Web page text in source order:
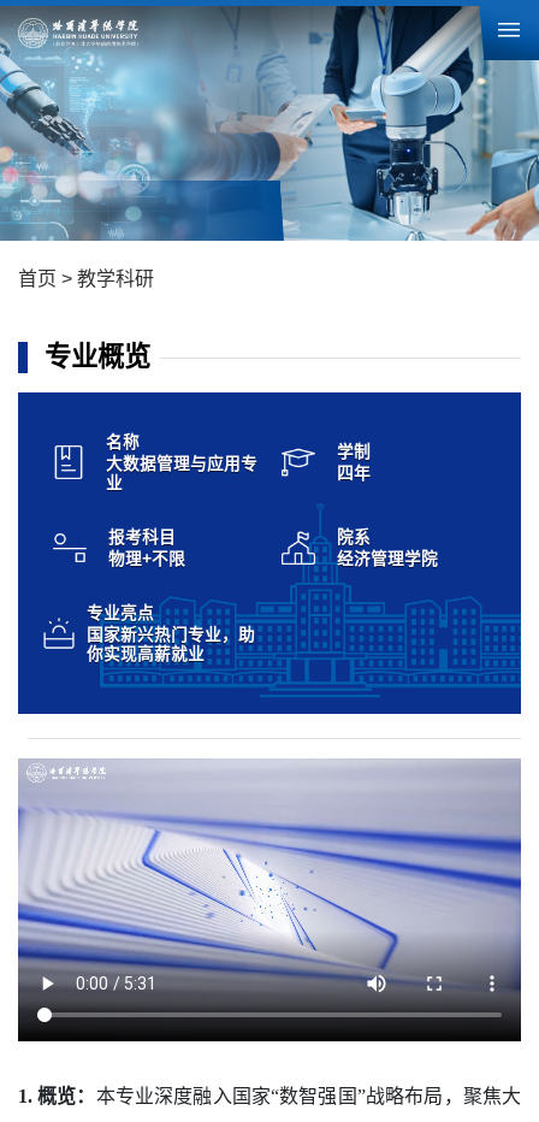
首页 > 教学科研
专业概览
名称
大数据管理与应用专
业
学制
四年
报考科目
物理+不限
院系
经济管理学院
专业亮点
国家新兴热门专业，助
你实现高薪就业
1. 概览： 本专业深度融入国家“数智强国”战略布局，聚焦大